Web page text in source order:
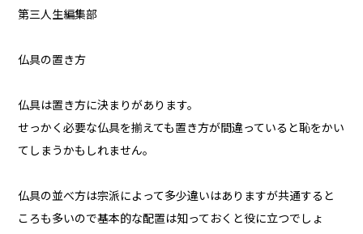
第三人生編集部
仏具の置き方
仏具は置き方に決まりがあります。
せっかく必要な仏具を揃えても置き方が間違っていると恥をかい
てしまうかもしれません。
仏具の並べ方は宗派によって多少違いはありますが共通すると
ころも多いので基本的な配置は知っておくと役に立つでしょ